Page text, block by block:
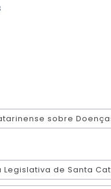
sobre
de Santa